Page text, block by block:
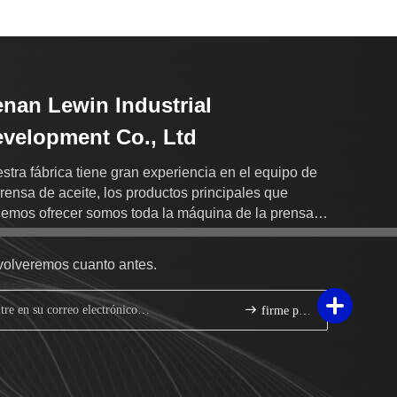
Lewin Industrial
Co., Ltd
fábrica tiene gran experiencia en el equipo de
de aceite, los productos principales que
ofrecer somos toda la máquina de la prensa
de las clases, asando la máquina y así
cuanto antes.
firme para arriba